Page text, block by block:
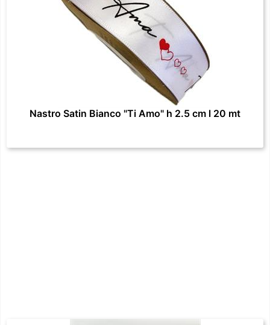
Nastro Satin Bianco "Ti Amo" h 2.5 cm l 20 mt